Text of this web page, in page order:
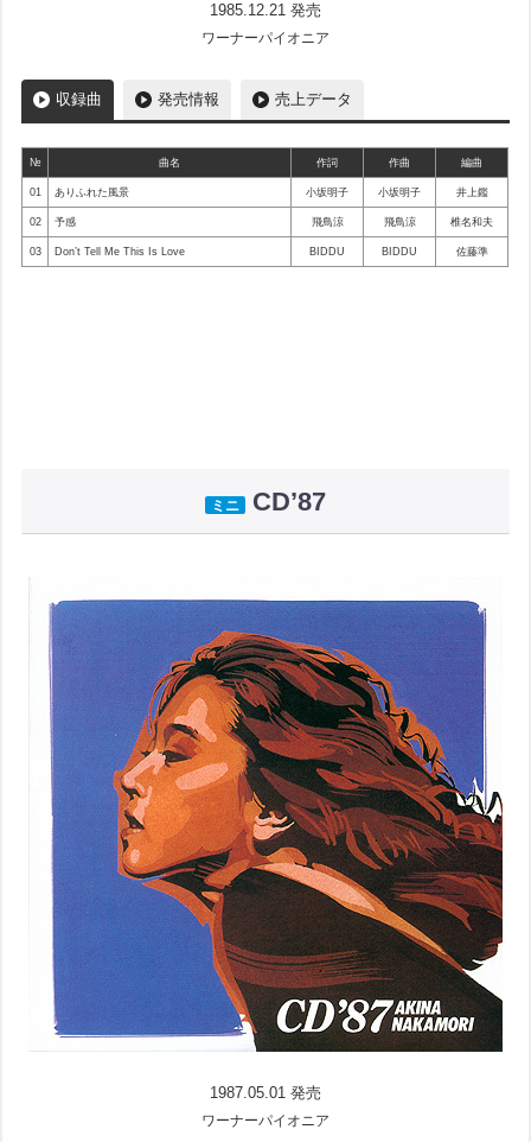
1985.12.21 発売
ワーナーパイオニア
収録曲 発売情報 売上データ
№ 曲名 作詞 作曲 編曲
01 ありふれた風景 小坂明子 小坂明子 井上鑑
02 予感 飛鳥涼 飛鳥涼 椎名和夫
03 Don’t Tell Me This Is Love BIDDU BIDDU 佐藤準
ミニ CD’87
1987.05.01 発売
ワーナーパイオニア